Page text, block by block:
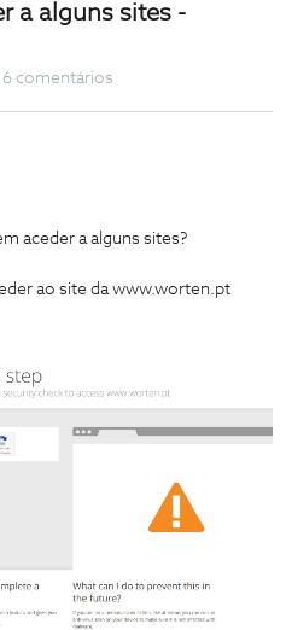
a alguns sites -
comentários
aceder a alguns sites?
ao site da www.worten.pt